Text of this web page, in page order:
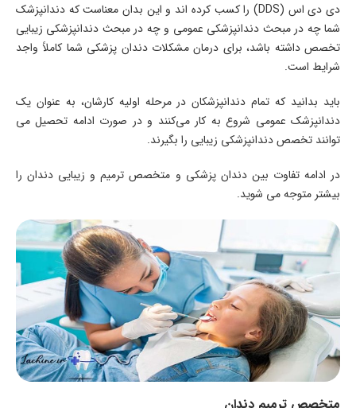
دی دی اس (DDS) را کسب کرده اند و این بدان معناست که دندانپزشک
شما چه در مبحث دندانپزشکی عمومی و چه در مبحث دندانپزشکی زیبایی
تخصص داشته باشد، برای درمان مشکلات دندان پزشکی شما کاملاً واجد
شرایط است.
باید بدانید که تمام دندانپزشکان در مرحله اولیه کارشان، به عنوان یک
دندانپزشک عمومی شروع به کار می‌کنند و در صورت ادامه تحصیل می
توانند تخصص دندانپزشکی زیبایی را بگیرند.
در ادامه تفاوت بین دندان پزشکی و متخصص ترمیم و زیبایی دندان را
بیشتر متوجه می شوید.